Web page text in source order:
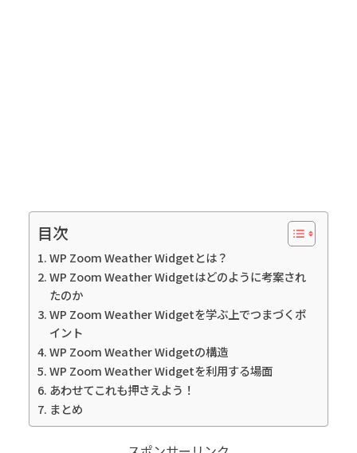
目次
WP Zoom Weather Widgetとは？
WP Zoom Weather Widgetはどのように考案され
たのか
WP Zoom Weather Widgetを学ぶ上でつまづくポ
イント
WP Zoom Weather Widgetの構造
WP Zoom Weather Widgetを利用する場面
あわせてこれも押さえよう！
まとめ